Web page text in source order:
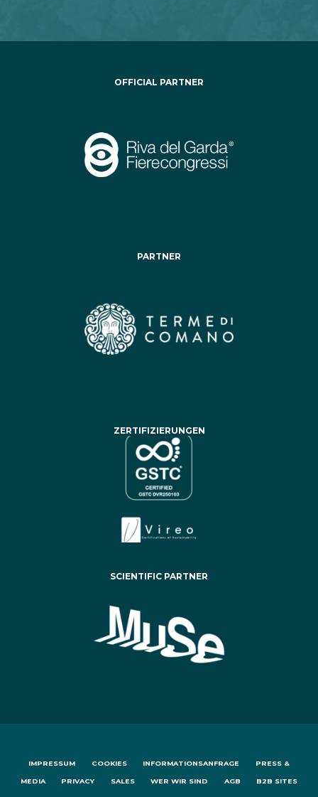
OFFICIAL PARTNER
PARTNER
ZERTIFIZIERUNGEN
SCIENTIFIC PARTNER
IMPRESSUM COOKIES INFORMATIONSANFRAGE PRESS &
MEDIA PRIVACY SALES WER WIR SIND AGB B2B SITES